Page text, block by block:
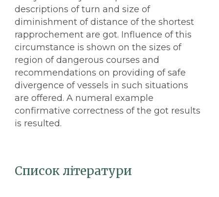
descriptions of turn and size of
diminishment of distance of the shortest
rapprochement are got. Influence of this
circumstance is shown on the sizes of
region of dangerous courses and
recommendations on providing of safe
divergence of vessels in such situations
are offered. A numeral example
confirmative correctness of the got results
is resulted.
Список літератури